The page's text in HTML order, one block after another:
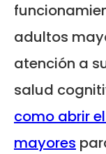
adultos
atención a
salud
como abrir
mayores